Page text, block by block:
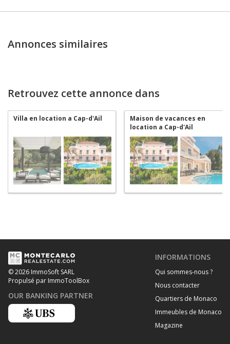
Annonces similaires
Retrouvez cette annonce dans
Villa en location a Cap-d'Ail
Maison de vacances en
location a Cap-d'Ail
© 2026 ImmoSoft SARL
Propulsé par ImmoToolBox
OUR BANKING PARTNER
INFORMATIONS
Qui sommes-nous ?
Nous contacter
Quartiers de Monaco
Immeubles de Monaco
Magazine